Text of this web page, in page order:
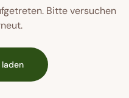
Bitte versuchen